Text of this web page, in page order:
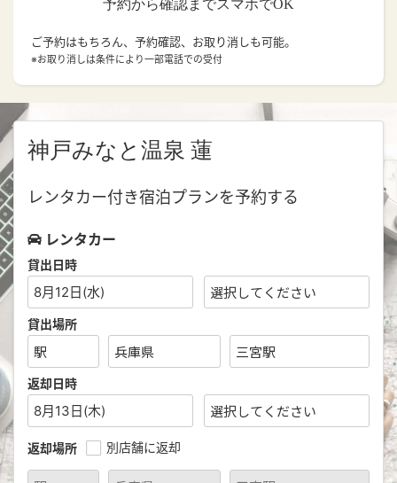
予約から確認までスマホでOK
ご予約はもちろん、予約確認、お取り消しも可能。
※お取り消しは条件により一部電話での受付
神戸みなと温泉 蓮
レンタカー付き宿泊プランを予約する
レンタカー
貸出日時
8月12日(水)
貸出場所
返却日時
8月13日(木)
返却場所 別店舗に返却